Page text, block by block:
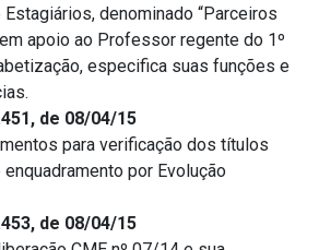
denominado “Parceiros
apoio ao Professor regente do 1º
especifica suas funções e
de 08/04/15
para verificação dos títulos
por Evolução
de 08/04/15